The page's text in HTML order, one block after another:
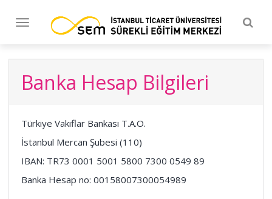
Toggle
navigation
Banka Hesap Bilgileri
Türkiye Vakıflar Bankası T.A.O.
İstanbul Mercan Şubesi (110)
IBAN: TR73 0001 5001 5800 7300 0549 89
Banka Hesap no: 00158007300054989